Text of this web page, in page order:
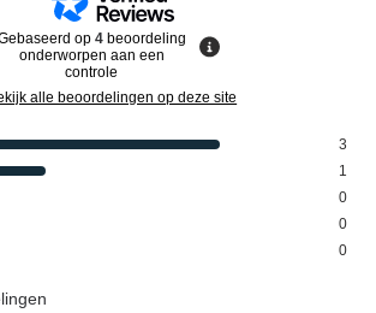
op 4 beoordeling
onderworpen aan een
controle
alle beoordelingen op deze site
3
1
0
0
0